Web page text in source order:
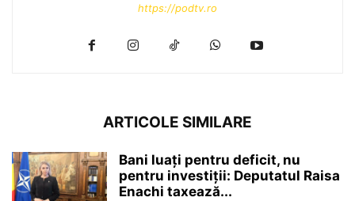
https://podtv.ro
ARTICOLE SIMILARE
Bani luați pentru deficit, nu
pentru investiții: Deputatul Raisa
Enachi taxează...